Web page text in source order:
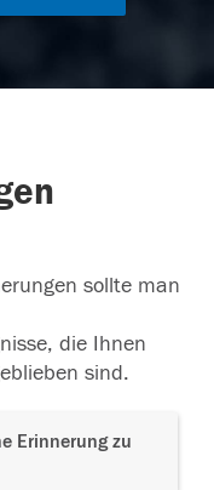
sollte man
die Ihnen
sind.
Erinnerung zu